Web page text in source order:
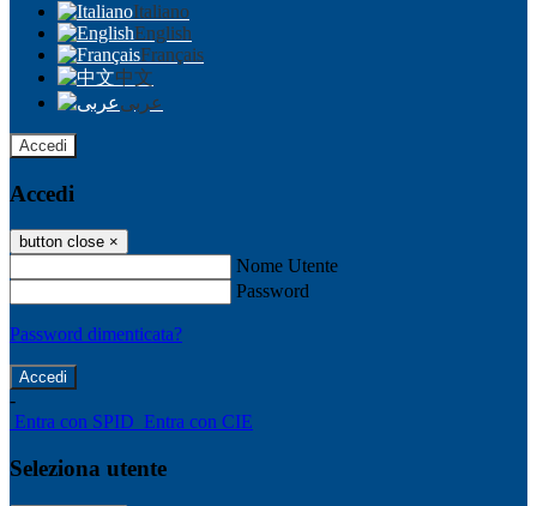
Italiano
English
Français
中文
عربى
Accedi
Accedi
button close ×
Nome Utente
Password
Password dimenticata?
-
Entra con SPID Entra con CIE
Seleziona utente